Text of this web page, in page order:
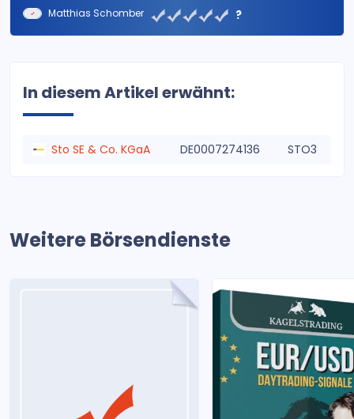
Matthias Schomber ?
In diesem Artikel erwähnt:
Sto SE & Co. KGaA DE0007274136 STO3
Weitere Börsendienste